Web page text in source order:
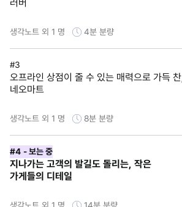
러버
생각노트 외 1 명 4분 분량
#3
오프라인 상점이 줄 수 있는 매력으로 가득 찬,
네오마트
생각노트 외 1 명 8분 분량
#4 - 보는 중
지나가는 고객의 발길도 돌리는, 작은
가게들의 디테일
생각노트 외 1 명 14분 분량